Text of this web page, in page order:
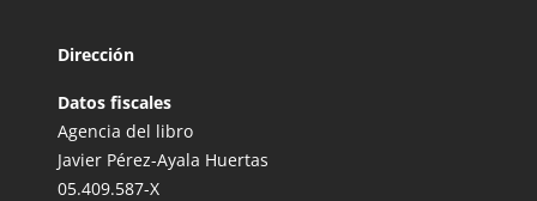
Dirección
Datos fiscales
Agencia del libro
Javier Pérez-Ayala Huertas
05.409.587-X